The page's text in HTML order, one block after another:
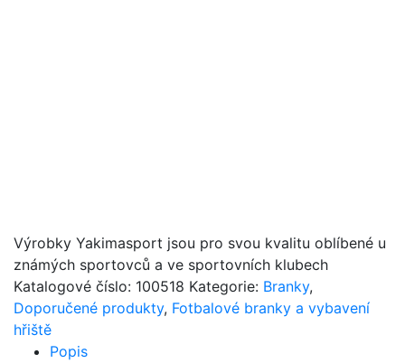
Výrobky Yakimasport jsou pro svou kvalitu oblíbené u
známých sportovců a ve sportovních klubech
Katalogové číslo: 100518 Kategorie: Branky,
Doporučené produkty, Fotbalové branky a vybavení
hřiště
Popis